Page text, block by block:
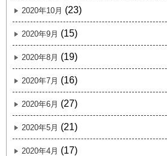
2020年10月 (23)
2020年9月 (15)
2020年8月 (19)
2020年7月 (16)
2020年6月 (27)
2020年5月 (21)
2020年4月 (17)